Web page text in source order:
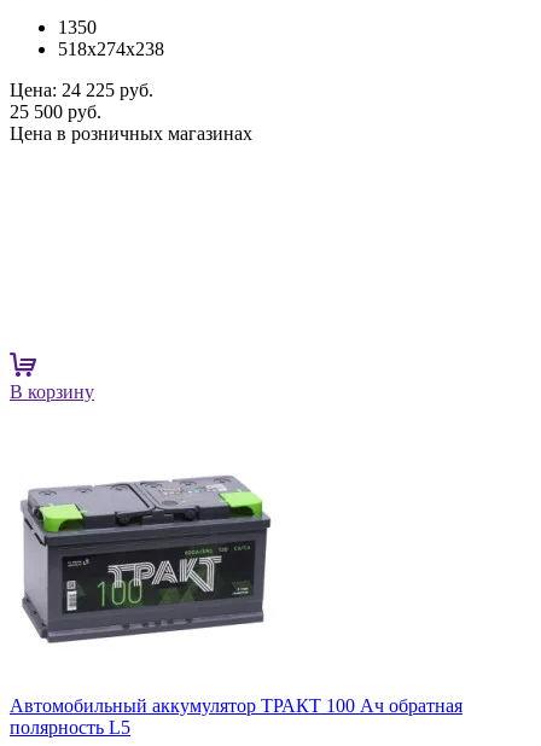
1350
518x274x238
Цена: 24 225 руб.
25 500 руб.
Цена в розничных магазинах
В корзину
Автомобильный аккумулятор ТРАКТ 100 Ач обратная
полярность L5